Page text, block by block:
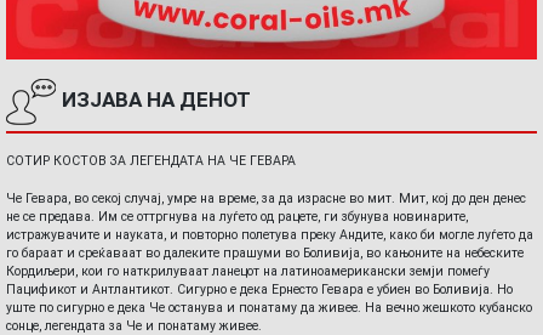
ИЗЈАВА НА ДЕНОТ
СОТИР КОСТОВ ЗА ЛЕГЕНДАТА НА ЧЕ ГЕВАРА
Че Гевара, во секој случај, умре на време, за да израсне во мит. Мит, кој до ден денес
не се предава. Им се оттргнува на луѓето од рацете, ги збунува новинарите,
истражувачите и науката, и повторно полетува преку Андите, како би могле луѓето да
го бараат и среќаваат во далеките прашуми во Боливија, во кањоните на небеските
Кордиљери, кои го наткрилуваат ланецот на латиноамерикански земји помеѓу
Пацификот и Антлантикот. Сигурно е дека Ернесто Гевара е убиен во Боливија. Но
уште по сигурно е дека Че останува и понатаму да живее. На вечно жешкото кубанско
сонце, легендата за Че и понатаму живее.